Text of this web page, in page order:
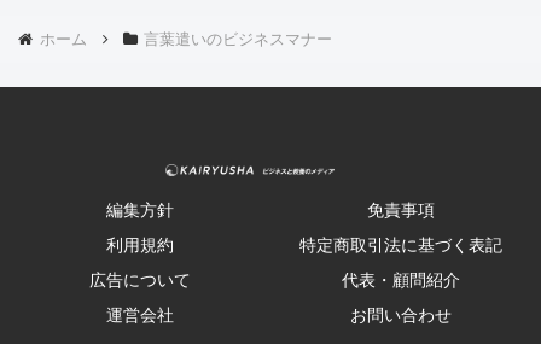
ホーム 言葉遣いのビジネスマナー
編集方針
免責事項
利用規約
特定商取引法に基づく表記
広告について
代表・顧問紹介
運営会社
お問い合わせ